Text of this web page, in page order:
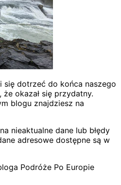
się dotrzeć do końca naszego
okazał się przydatny.
blogu znajdziesz na
nieaktualne dane lub błędy
adresowe dostępne są w
Podróże Po Europie